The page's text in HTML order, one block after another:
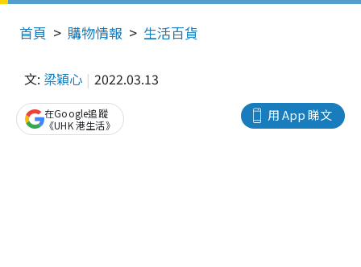
首頁 購物情報 生活百貨
文: 梁穎心 2022.03.13
用 App 睇文
在Google追蹤
《UHK 港生活》